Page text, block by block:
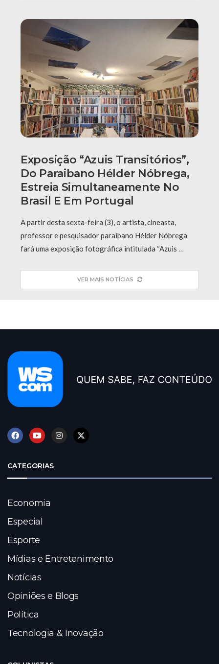
Exposição “Azuis Transitórios”,
Do Paraibano Hélder Nóbrega,
Estreia Simultaneamente No
Brasil E Em Portugal
A partir desta sexta-feira (3), o artista, cineasta,
professor e pesquisador paraibano Hélder Nóbrega
fará uma exposição fotográfica intitulada “Azuis …
VER MAIS NOTÍCIAS
CATEGORIAS
Economia
Especial
Esporte
Mídias e Entretenimento
Notícias
Opiniões e Blogs
Política
Tecnologia & Inovação